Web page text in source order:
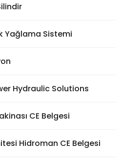
Yağlama Sistemi
Hydraulic Solutions
CE Belgesi
Hidroman CE Belgesi